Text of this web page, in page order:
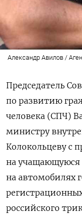
Александр Авилов /
Председатель
по развитию
человека (СПЧ)
министру
Колокольцеву с
на учащающуюся
на автомобилях
российского